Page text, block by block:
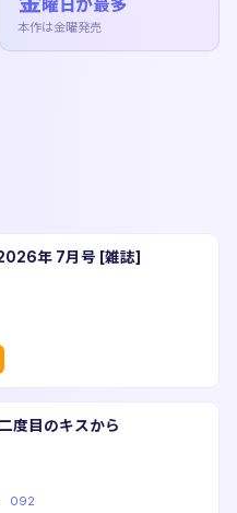
曜日が最多
本作は金曜発売
年 7月号 [雑誌]
度目のキスから
092